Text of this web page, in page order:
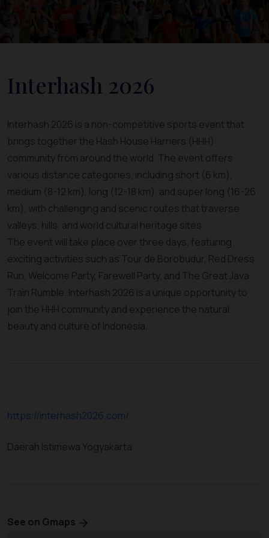
Interhash 2026
Interhash 2026 is a non-competitive sports event that
brings together the Hash House Harriers (HHH)
community from around the world. The event offers
various distance categories, including short (6 km),
medium (8-12 km), long (12-18 km), and super long (16-26
km), with challenging and scenic routes that traverse
valleys, hills, and world cultural heritage sites.
The event will take place over three days, featuring
exciting activities such as Tour de Borobudur, Red Dress
Run, Welcome Party, Farewell Party, and The Great Java
Train Rumble. Interhash 2026 is a unique opportunity to
join the HHH community and experience the natural
beauty and culture of Indonesia.
https://interhash2026.com/
Daerah Istimewa Yogyakarta
See on Gmaps